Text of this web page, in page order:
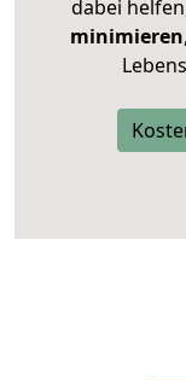
dabei
minimieren